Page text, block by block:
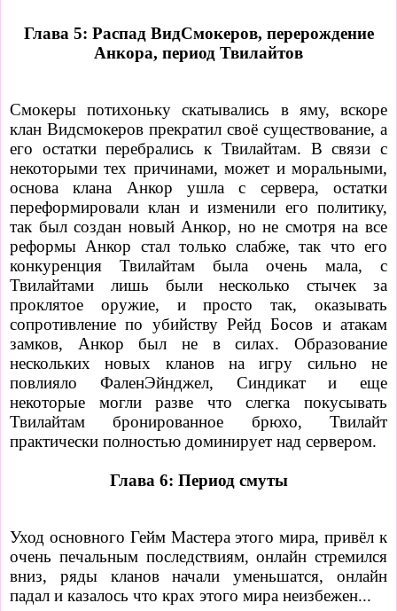
Глава 5: Распад ВидСмокеров, перерождение
Анкора, период Твилайтов
Смокеры потихоньку скатывались в яму, вскоре
клан Видсмокеров прекратил своё существование, а
его остатки перебрались к Твилайтам. В связи с
некоторыми тех причинами, может и моральными,
основа клана Анкор ушла с сервера, остатки
переформировали клан и изменили его политику,
так был создан новый Анкор, но не смотря на все
реформы Анкор стал только слабже, так что его
конкуренция Твилайтам была очень мала, с
Твилайтами лишь были несколько стычек за
проклятое оружие, и просто так, оказывать
сопротивление по убийству Рейд Босов и атакам
замков, Анкор был не в силах. Образование
нескольких новых кланов на игру сильно не
повлияло ФаленЭйнджел, Синдикат и еще
некоторые могли разве что слегка покусывать
Твилайтам бронированное брюхо, Твилайт
практически полностью доминирует над сервером.
Глава 6: Период смуты
Уход основного Гейм Мастера этого мира, привёл к
очень печальным последствиям, онлайн стремился
вниз, ряды кланов начали уменьшатся, онлайн
падал и казалось что крах этого мира неизбежен...